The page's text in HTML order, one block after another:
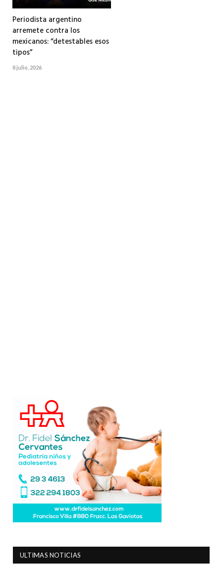
Periodista argentino
arremete contra los
mexicanos: “detestables esos
tipos”
8 julio, 2026
ULTIMAS NOTICIAS